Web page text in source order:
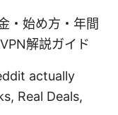
・始め方・年間
解説ガイド
actually
Real Deals,